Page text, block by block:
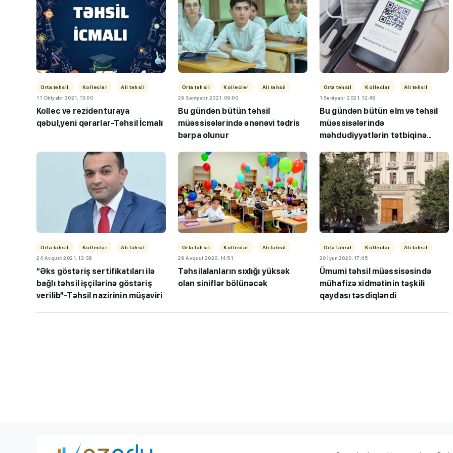
Orta təhsil Kolleclər
Ali təhsil
11 Oktyabr 2021, 13:00
Kollec və rezidenturaya
qəbul,yeni qərarlar-Təhsil İcmalı
Orta təhsil Kolleclər
Ali təhsil
29 Sentyabr 2021, 09:00
Bu gündən bütün təhsil
müəssisələrində ənənəvi tədris
bərpa olunur
Orta təhsil Kolleclər
Ali təhsil
1 Sentyabr 2021, 12:48
Bu gündən bütün elm və təhsil
müəssisələrində
məhdudiyyətlərin tətbiqinə
Orta təhsil Kolleclər
Ali təhsil
24 Avqust 2021, 12:38
“Əks göstəriş sertifikatıları ilə
bağlı təhsil işçilərinə göstəriş
verilib”-Təhsil nazirinin müşaviri
Orta təhsil Kolleclər
Ali təhsil
29 Avqust 2020, 14:51
Təhsilalanların sıxlığı yüksək
olan siniflər bölünəcək
Orta təhsil Kolleclər
Ali təhsil
20 İyun 2020, 17:45
Ümumi təhsil müəssisəsində
mühafizə xidmətinin təşkili
qaydası təsdiqləndi
“Həftənin təhsil icmalı”- MİQ,
lisey seçimi, bağçalar və qəbul
imtahanları...
"Həftənin təhsil icmalı": Qəbul
marafonu başa çatdı,
müəllimlərin nəticələri dəyişdi...
"3-5 balı çatmadığı üçün